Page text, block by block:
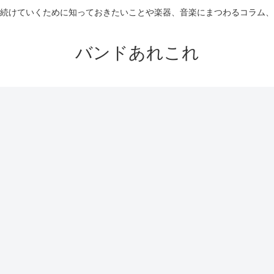
けていくために知っておきたいことや楽器、音楽にまつわるコラム
バンドあれこれ